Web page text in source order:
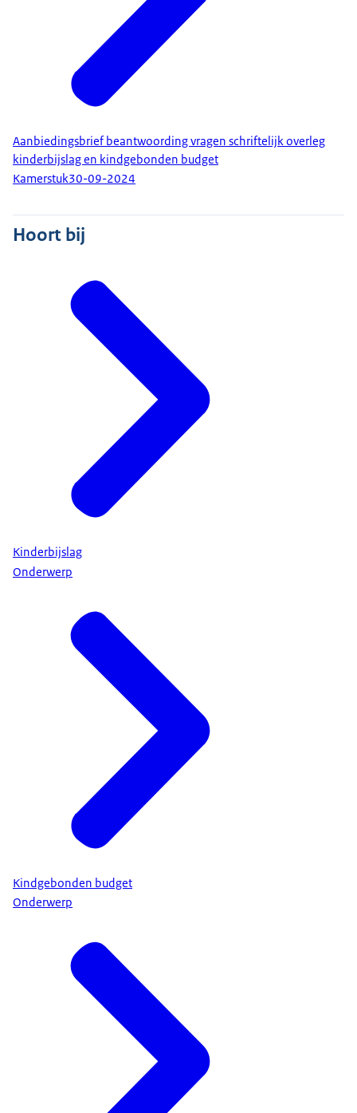
Aanbiedingsbrief beantwoording vragen schriftelijk overleg
kinderbijslag en kindgebonden budget
Kamerstuk30-09-2024
Hoort bij
Kinderbijslag
Onderwerp
Kindgebonden budget
Onderwerp